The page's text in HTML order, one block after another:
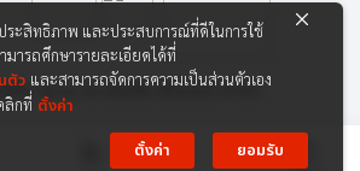
ษัท สยาม เคาเซิลลิ่ง เซ็นเตอร์ จำกัด
ระสิทธิภาพ และประสบการณ์ที่ดีในการใช้
ารถศึกษารายละเอียดได้ที่
ตัว และสามารถจัดการความเป็นส่วนตัวเอง
ลิกที่ ตั้งค่า
ตั้งค่า
ยอมรับ